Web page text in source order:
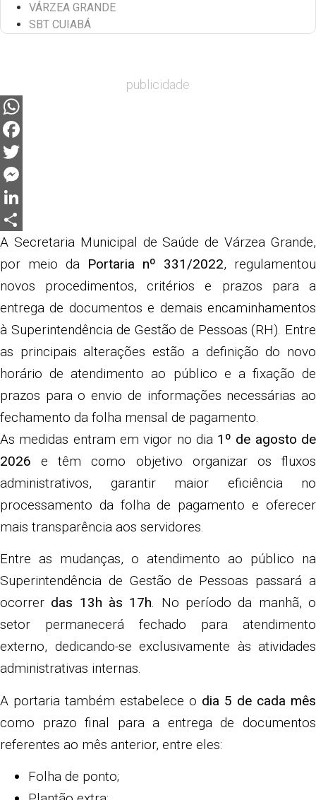
VÁRZEA GRANDE
SBT CUIABÁ
publicidade
WhatsApp
Facebook
Twitter
Messenger
LinkedIn
Share
A Secretaria Municipal de Saúde de Várzea Grande,
por meio da Portaria nº 331/2022, regulamentou
novos procedimentos, critérios e prazos para a
entrega de documentos e demais encaminhamentos
à Superintendência de Gestão de Pessoas (RH). Entre
as principais alterações estão a definição do novo
horário de atendimento ao público e a fixação de
prazos para o envio de informações necessárias ao
fechamento da folha mensal de pagamento.
As medidas entram em vigor no dia 1º de agosto de
2026 e têm como objetivo organizar os fluxos
administrativos, garantir maior eficiência no
processamento da folha de pagamento e oferecer
mais transparência aos servidores.
Entre as mudanças, o atendimento ao público na
Superintendência de Gestão de Pessoas passará a
ocorrer das 13h às 17h. No período da manhã, o
setor permanecerá fechado para atendimento
externo, dedicando-se exclusivamente às atividades
administrativas internas.
A portaria também estabelece o dia 5 de cada mês
como prazo final para a entrega de documentos
referentes ao mês anterior, entre eles:
Folha de ponto;